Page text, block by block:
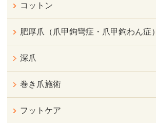
コットン
肥厚爪（爪甲鉤彎症・爪甲鉤わん症）
深爪
巻き爪施術
フットケア